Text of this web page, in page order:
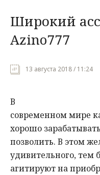
Широкий
Azino777
13 августа 2018 / 11:24
В
современном мире
хорошо
позволить. В этом
удивительного, тем
агитируют на